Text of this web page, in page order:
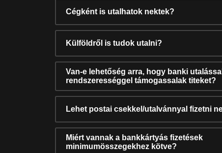
Cégként is utalhatok nektek?
Külföldről is tudok utalni?
Van-e lehetőség arra, hogy banki
rendszerességgel támogassalak titeket?
Lehet postai csekkel/utalvánnyal fizetni
Miért vannak a bankkártyás fizetések
minimumösszegekhez kötve?